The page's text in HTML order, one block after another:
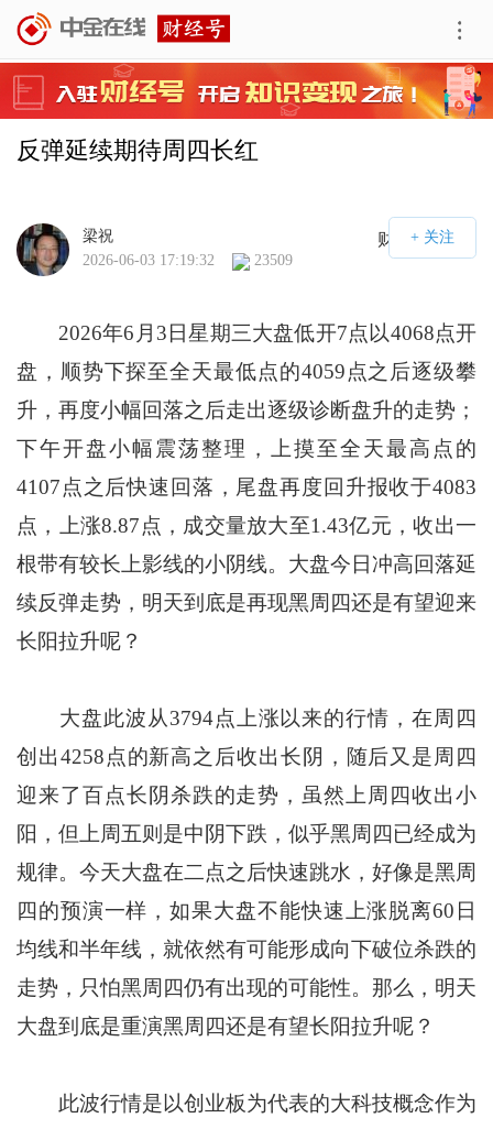
反弹延续期待周四长红
财经号APP
梁祝
2026-06-03 17:19:32
23509
2026年6月3日星期三大盘低开7点以4068点开
盘，顺势下探至全天最低点的4059点之后逐级攀
升，再度小幅回落之后走出逐级诊断盘升的走势；
下午开盘小幅震荡整理，上摸至全天最高点的
4107点之后快速回落，尾盘再度回升报收于4083
点，上涨8.87点，成交量放大至1.43亿元，收出一
根带有较长上影线的小阴线。大盘今日冲高回落延
续反弹走势，明天到底是再现黑周四还是有望迎来
长阳拉升呢？
大盘此波从3794点上涨以来的行情，在周四
创出4258点的新高之后收出长阴，随后又是周四
迎来了百点长阴杀跌的走势，虽然上周四收出小
阳，但上周五则是中阴下跌，似乎黑周四已经成为
规律。今天大盘在二点之后快速跳水，好像是黑周
四的预演一样，如果大盘不能快速上涨脱离60日
均线和半年线，就依然有可能形成向下破位杀跌的
走势，只怕黑周四仍有出现的可能性。那么，明天
大盘到底是重演黑周四还是有望长阳拉升呢？
此波行情是以创业板为代表的大科技概念作为